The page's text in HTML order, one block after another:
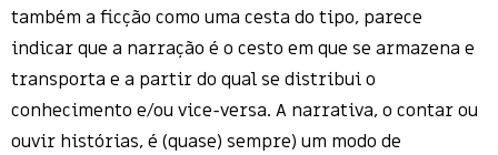
também a ficção como uma cesta do tipo, parece
indicar que a narração é o cesto em que se armazena e
transporta e a partir do qual se distribui o
conhecimento e/ou vice-versa. A narrativa, o contar ou
ouvir histórias, é (quase) sempre) um modo de